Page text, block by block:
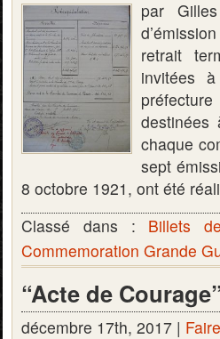
par
retrait
invitées
destinées
chaque
sept
8 octobre 1921, ont été
Classé dans : Billets
Commemoration Grande
“Acte de
décembre 17th, 2017 |